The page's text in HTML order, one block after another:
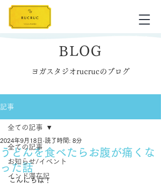
BLOG
ヨガスタジオrucrucのブログ
記事
全ての記事
お知らせ/イベント
インド滞在記
全ての記事
うどんを食べたらお腹が痛くな
った話
2024年9月18日 読了時間: 8分
こんにちは！